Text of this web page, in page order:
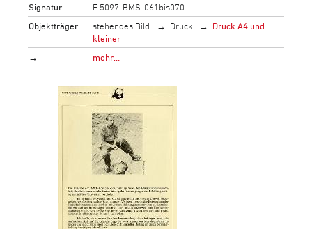
Signatur
F 5097-BMS-061bis070
Objektträger
stehendes Bild Druck
Druck A4 und
kleiner
→
mehr…